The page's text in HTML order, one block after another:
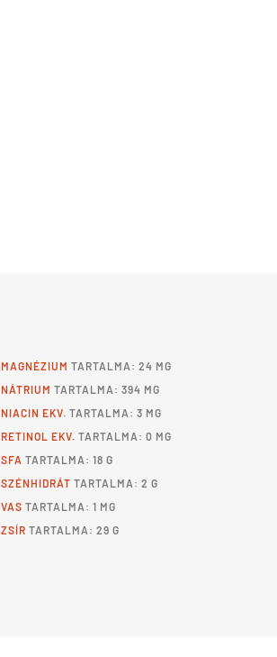
MAGNÉZIUM TARTALMA: 24 MG
NÁTRIUM TARTALMA: 394 MG
NIACIN EKV. TARTALMA: 3 MG
RETINOL EKV. TARTALMA: 0 MG
SFA TARTALMA: 18 G
SZÉNHIDRÁT TARTALMA: 2 G
VAS TARTALMA: 1 MG
ZSÍR TARTALMA: 29 G